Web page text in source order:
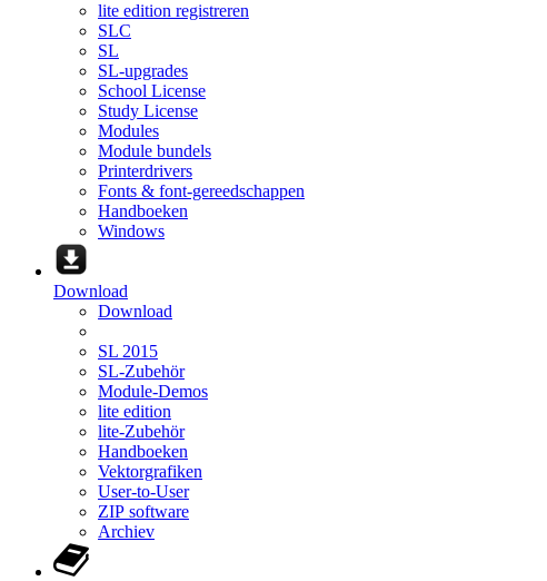
lite edition registreren
SLC
SL
SL-upgrades
School License
Study License
Modules
Module bundels
Printerdrivers
Fonts & font-gereedschappen
Handboeken
Windows
Download
Download
SL 2015
SL-Zubehör
Module-Demos
lite edition
lite-Zubehör
Handboeken
Vektorgrafiken
User-to-User
ZIP software
Archiev